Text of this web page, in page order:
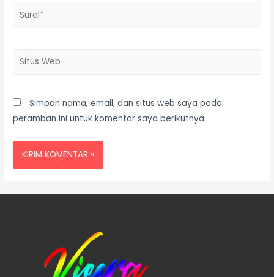
Simpan nama, email, dan situs web saya pada
peramban ini untuk komentar saya berikutnya.